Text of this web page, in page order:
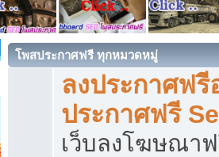
โพสประกาศฟรี ทุกหมวดหมู่
ลงประกาศฟ
ประกาศฟรี
เว็บลงโฆษณา